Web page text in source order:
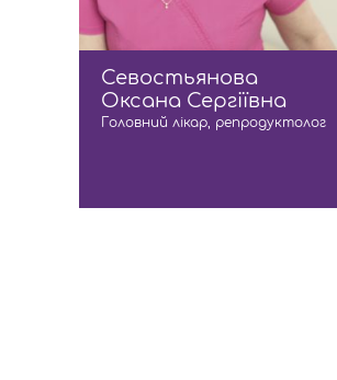
Севостьянова
Оксана Сергіївна
Головний лікар, репродуктолог